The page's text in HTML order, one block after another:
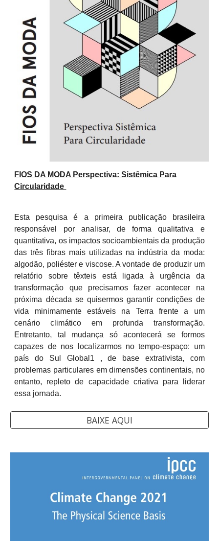
FIOS DA MODA Perspectiva: Sistêmica Para
Circularidade
Esta pesquisa é a primeira publicação brasileira
responsável por analisar, de forma qualitativa e
quantitativa, os impactos socioambientais da produção
das três fibras mais utilizadas na indústria da moda:
algodão, poliéster e viscose. A vontade de produzir um
relatório sobre têxteis está ligada à urgência da
transformação que precisamos fazer acontecer na
próxima década se quisermos garantir condições de
vida minimamente estáveis na Terra frente a um
cenário climático em profunda transformação.
Entretanto, tal mudança só acontecerá se formos
capazes de nos localizarmos no tempo-espaço: um
país do Sul Global1 , de base extrativista, com
problemas particulares em dimensões continentais, no
entanto, repleto de capacidade criativa para liderar
essa jornada.
BAIXE AQUI